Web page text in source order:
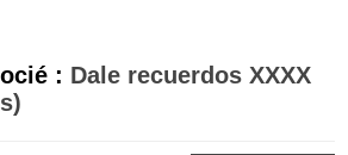
: Dale recuerdos XXXX